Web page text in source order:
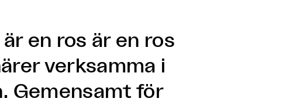
en ros är en ros
verksamma i
Gemensamt för